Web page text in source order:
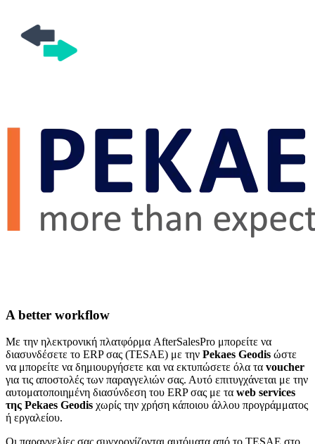
A better workflow
Με την ηλεκτρονική πλατφόρμα AfterSalesPro μπορείτε να
διασυνδέσετε το ERP σας (TESAE) με την Pekaes Geodis ώστε
να μπορείτε να δημιουργήσετε και να εκτυπώσετε όλα τα voucher
για τις αποστολές των παραγγελιών σας. Αυτό επιτυγχάνεται με την
αυτοματοποιημένη διασύνδεση του ERP σας με τα web services
της Pekaes Geodis χωρίς την χρήση κάποιου άλλου προγράμματος
ή εργαλείου.